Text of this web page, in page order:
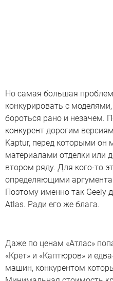
Но самая большая
конкурировать с
бороться рано и незачем.
конкурент дорогим
Kaptur, перед которыми он
материалами отделки или
втором ряду. Для кого-то
определяющими
Поэтому именно так Geely
Atlas. Ради его же блага.
Даже по ценам «Атлас»
«Крет» и «Каптюров» и
машин, конкурентом